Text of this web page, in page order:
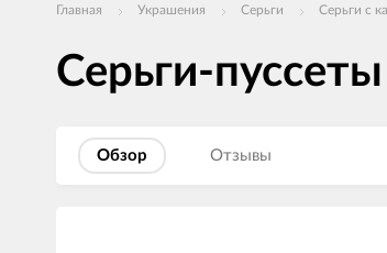
Главная Украшения Серьги Серьги с
Серьги-
Обзор Отзывы